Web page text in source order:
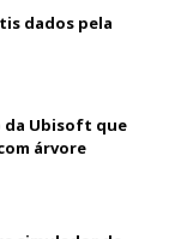
dados pela
da Ubisoft que
árvore